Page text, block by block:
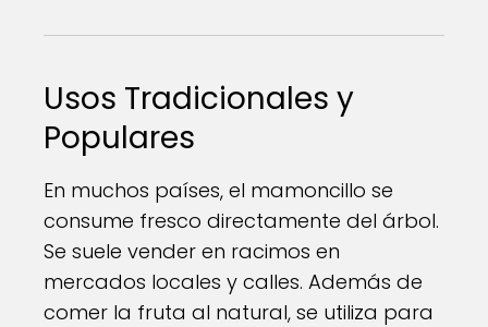
Usos Tradicionales y
Populares
En muchos países, el mamoncillo se
consume fresco directamente del árbol.
Se suele vender en racimos en
mercados locales y calles. Además de
comer la fruta al natural, se utiliza para